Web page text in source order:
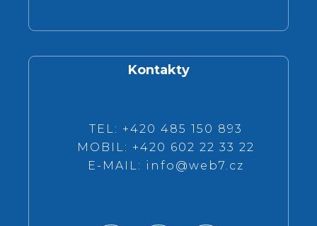
Kontakty
TEL: +420 485 150 893
MOBIL: +420 602 22 33 22
E-MAIL: info@web7.cz